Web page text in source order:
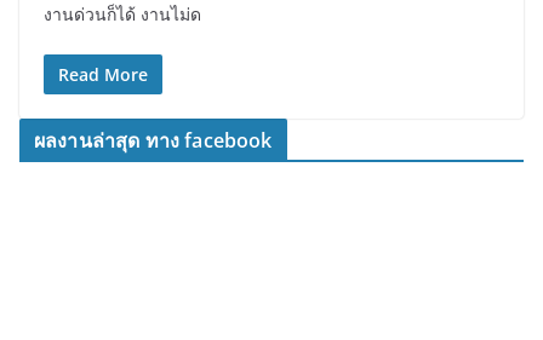
งานด่วนก็ได้ งานไม่ด
Read More
ผลงานล่าสุด ทาง facebook